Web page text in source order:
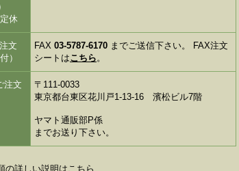
休
文
）
FAX 03-5787-6170 までご送信下さい。 FAX注文
シートはこちら。
注文
〒111-0033
東京都台東区花川戸1-13-16 濱松ビル7階
ヤマト通販部P係
までお送り下さい。
の詳しい説明はこちら